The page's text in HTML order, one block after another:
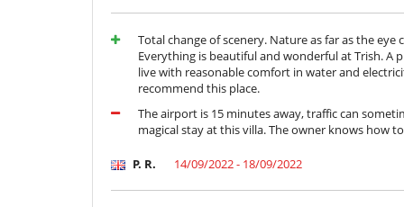
Total change of scenery. Nature as far as the
Everything is beautiful and wonderful at Trish. A
live with reasonable comfort in water and
recommend this place.
The airport is 15 minutes away, traffic can
magical stay at this villa. The owner knows how
P. R. 14/09/2022 - 18/09/2022